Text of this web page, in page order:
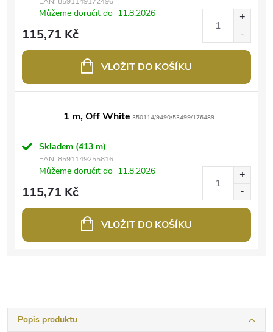
Můžeme doručit do 11.8.2026
115,71 Kč
VLOŽIT DO KOŠÍKU
1 m, Off White 350114/9490/53499/176489
Skladem (413 m)
EAN: 8591149255816
Můžeme doručit do 11.8.2026
115,71 Kč
VLOŽIT DO KOŠÍKU
Popis produktu